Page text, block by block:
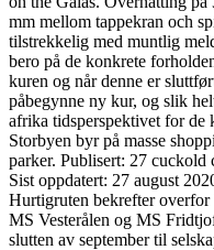
mm mellom tappekran och
tilstrekkelig med muntlig
bero på de konkrete
kuren og når denne er
påbegynne ny kur, og slik
afrika tidsperspektivet for de
Storbyen byr på masse
parker. Publisert: 27 cuckold
Sist oppdatert: 27 august
Hurtigruten bekrefter
MS Vesterålen og MS
slutten av september til